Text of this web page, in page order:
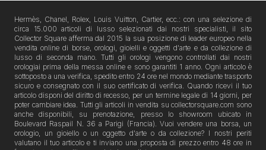
Hermès, Chanel, Rolex, Louis Vuitton, Cartier, ecc.: con una selezione di
circa 15.000 articoli di lusso selezionati dai nostri specialisti, il sito
Collector Square afferma dal 2015 la sua posizione di leader europeo nella
vendita online di borse, orologi, gioielli e oggetti d'arte e da collezione di
lusso di seconda mano. Tutti gli orologi vengono controllati dai nostri
orologiai prima della messa online e sono garantiti 1 anno. Ogni articolo è
sottoposto a una verifica, spedito entro 24 ore nel mondo mediante trasporto
sicuro e consegnato con il suo certificato di verifica. Quando ricevi il tuo
articolo disponi del diritto di recesso, per un termine legale di 14 giorni, per
poter cambiare idea. Tutti gli articoli in vendita su collectorsquare.com sono
anche disponibili, su prenotazione, presso lo showroom ubicato in
Boulevard Raspail N. 36 a Parigi (Francia). Vuoi vendere una borsa, un
orologio, un gioiello o un oggetto d'arte o da collezione? I nostri periti
valutano il tuo articolo e ti inviano una proposta di prezzo entro 48 ore in